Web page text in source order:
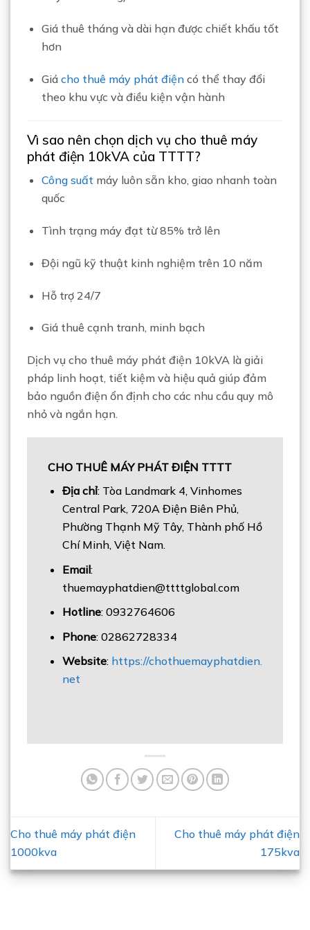
Giá thuê tháng và dài hạn được chiết khấu tốt
hơn
Giá cho thuê máy phát điệncó thể thay đổi
theo khu vực và điều kiện vận hành
Vì sao nên chọn dịch vụ cho thuê máy
phát điện 10kVA của TTTT?
Công suất máy luôn sẵn kho, giao nhanh toàn
quốc
Tình trạng máy đạt từ 85% trở lên
Đội ngũ kỹ thuật kinh nghiệm trên 10 năm
Hỗ trợ 24/7
Giá thuê cạnh tranh, minh bạch
Dịch vụ cho thuê máy phát điện 10kVA là giải
pháp linh hoạt, tiết kiệm và hiệu quả giúp đảm
bảo nguồn điện ổn định cho các nhu cầu quy mô
nhỏ và ngắn hạn.
CHO THUÊ MÁY PHÁT ĐIỆN TTTT
Địa chỉ: Tòa Landmark 4, Vinhomes
Central Park, 720A Điện Biên Phủ,
Phường Thạnh Mỹ Tây, Thành phố Hồ
Chí Minh, Việt Nam.
Email:
thuemayphatdien@ttttglobal.com
Hotline: 0932764606
Phone: 02862728334
Website: https://chothuemayphatdien.
net
Cho thuê máy phát điện
1000kva
Cho thuê máy phát điện
175kva